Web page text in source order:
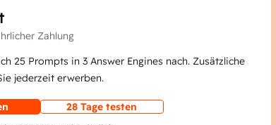
Zahlung
25 Prompts in 3 Answer Engines nach. Zusätzliche
jederzeit erwerben.
28 Tage testen